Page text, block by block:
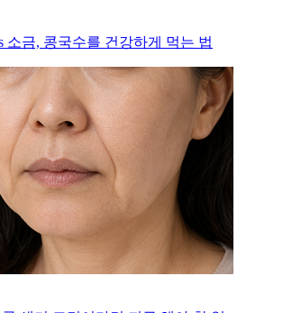
소금, 콩국수를 건강하게 먹는 법